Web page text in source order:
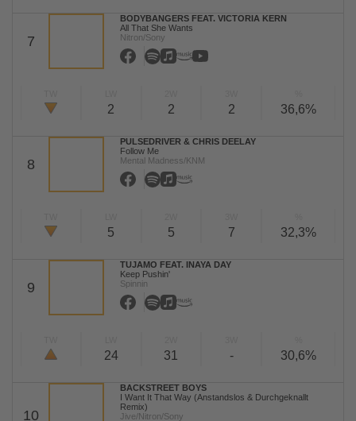
7
BODYBANGERS FEAT. VICTORIA KERN
All That She Wants
Nitron/Sony
2 2 2 36,6%
8
PULSEDRIVER & CHRIS DEELAY
Follow Me
Mental Madness/KNM
5 5 7 32,3%
9
TUJAMO FEAT. INAYA DAY
Keep Pushin'
Spinnin
24 31 - 30,6%
10
BACKSTREET BOYS
I Want It That Way (Anstandslos & Durchgeknallt
Remix)
Jive/Nitron/Sony